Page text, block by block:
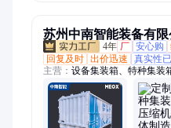
苏州中南智能装备有限
4年 厂 安心购
回复及时 出价迅速 真实性
主营： 设备集装箱、特种集装
箱、发电设备集装箱、危废集
集装箱、集装箱实验室方舱、
集装箱、定制集装箱、锅炉设